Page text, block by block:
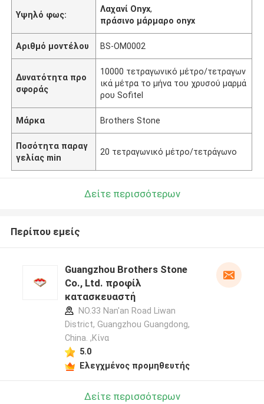
Υψηλό φως:
Λαχανί Onyx,
πράσινο μάρμαρο onyx
Αριθμό μοντέλου BS-OM0002
Δυνατότητα προ
σφοράς
10000 τετραγωνικό μέτρο/τετραγων
ικά μέτρα το μήνα του χρυσού μαρμά
ρου Sofitel
Μάρκα Brothers Stone
Ποσότητα παραγ
γελίας min
20 τετραγωνικό μέτρο/τετράγωνο
Δείτε περισσότερων
Περίπου εμείς
Guangzhou Brothers Stone
Co., Ltd. προφίλ
κατασκευαστή
NO.33 Nan'an Road Liwan
District, Guangzhou Guangdong,
China. ,Κίνα
5.0
Ελεγχμένος προμηθευτής
Δείτε περισσότερων